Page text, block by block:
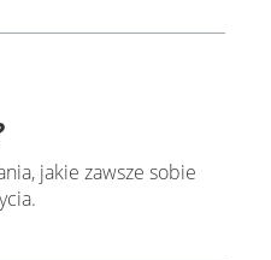
jakie zawsze sobie